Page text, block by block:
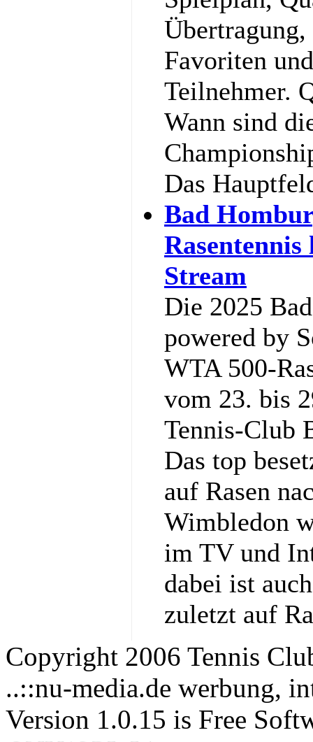
Favoriten
Teilnehmer.
Wann sind
Das
Bad
Stream
Die 2025
powered by
WTA 500-
vom 23. bis
Tennis‑Club
Das top
auf Rasen
Wimbledon
im TV und
dabei ist
zuletzt auf
Copyright 2006 Tennis
..::nu-media.de werbung,
Version 1.0.15 is Free